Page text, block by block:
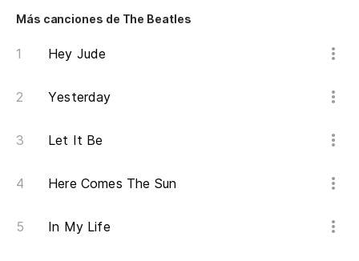
Más canciones de The Beatles
Hey Jude
Yesterday
Let It Be
Here Comes The Sun
In My Life